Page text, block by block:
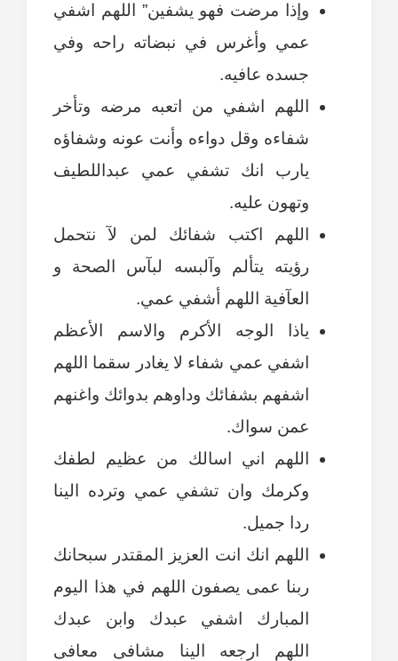
وإذا مرضت فهو يشفين” اللهم اشفي
عمي وأغرس في نبضاته راحه وفي
جسده عافيه.
اللهم اشفي من اتعبه مرضه وتأخر
شفاءه وقل دواءه وأنت عونه وشفاؤه
يارب انك تشفي عمي عبداللطيف
وتهون عليه.
اللهم اكتب شفائك لمن لآ نتحمل
رؤيته يتألم وآلبسه لبآس الصحة و
العآفية اللهم أشفي عمي.
ياذا الوجه الأكرم والاسم الأعظم
اشفي عمي شفاء لا يغادر سقما اللهم
اشفهم بشفائك وداوهم بدوائك واغنهم
عمن سواك.
اللهم اني اسالك من عظيم لطفك
وكرمك وان تشفي عمي وترده الينا
ردا جميل.
اللهم انك انت العزيز المقتدر سبحانك
ربنا عمى يصفون اللهم في هذا اليوم
المبارك اشفي عبدك وابن عبدك
اللهم ارجعه الينا مشافى معافى